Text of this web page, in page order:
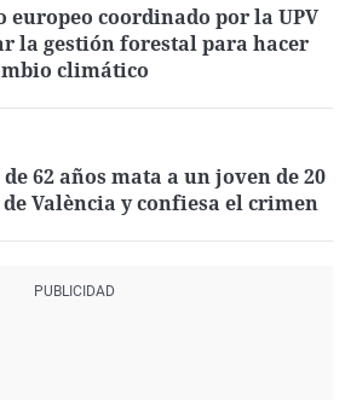
europeo coordinado por la UPV
la gestión forestal para hacer
climático
62 años mata a un joven de 20
València y confiesa el crimen